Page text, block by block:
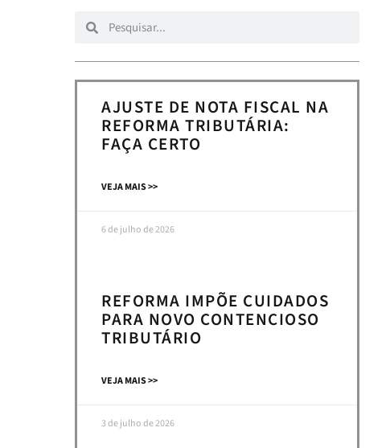
AJUSTE DE NOTA FISCAL NA
REFORMA TRIBUTÁRIA:
FAÇA CERTO
VEJA MAIS >>
6 de julho de 2026
REFORMA IMPÕE CUIDADOS
PARA NOVO CONTENCIOSO
TRIBUTÁRIO
VEJA MAIS >>
3 de julho de 2026